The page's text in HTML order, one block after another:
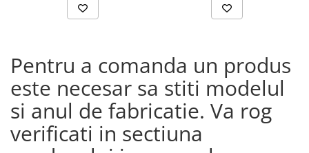
Pentru a comanda un produs
este necesar sa stiti modelul
si anul de fabricatie. Va rog
verificati in sectiuna